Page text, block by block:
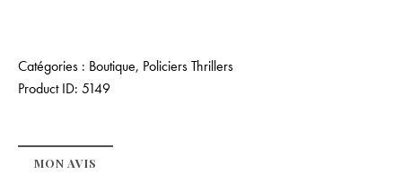
Catégories : Boutique, Policiers Thrillers
Product ID: 5149
MON AVIS